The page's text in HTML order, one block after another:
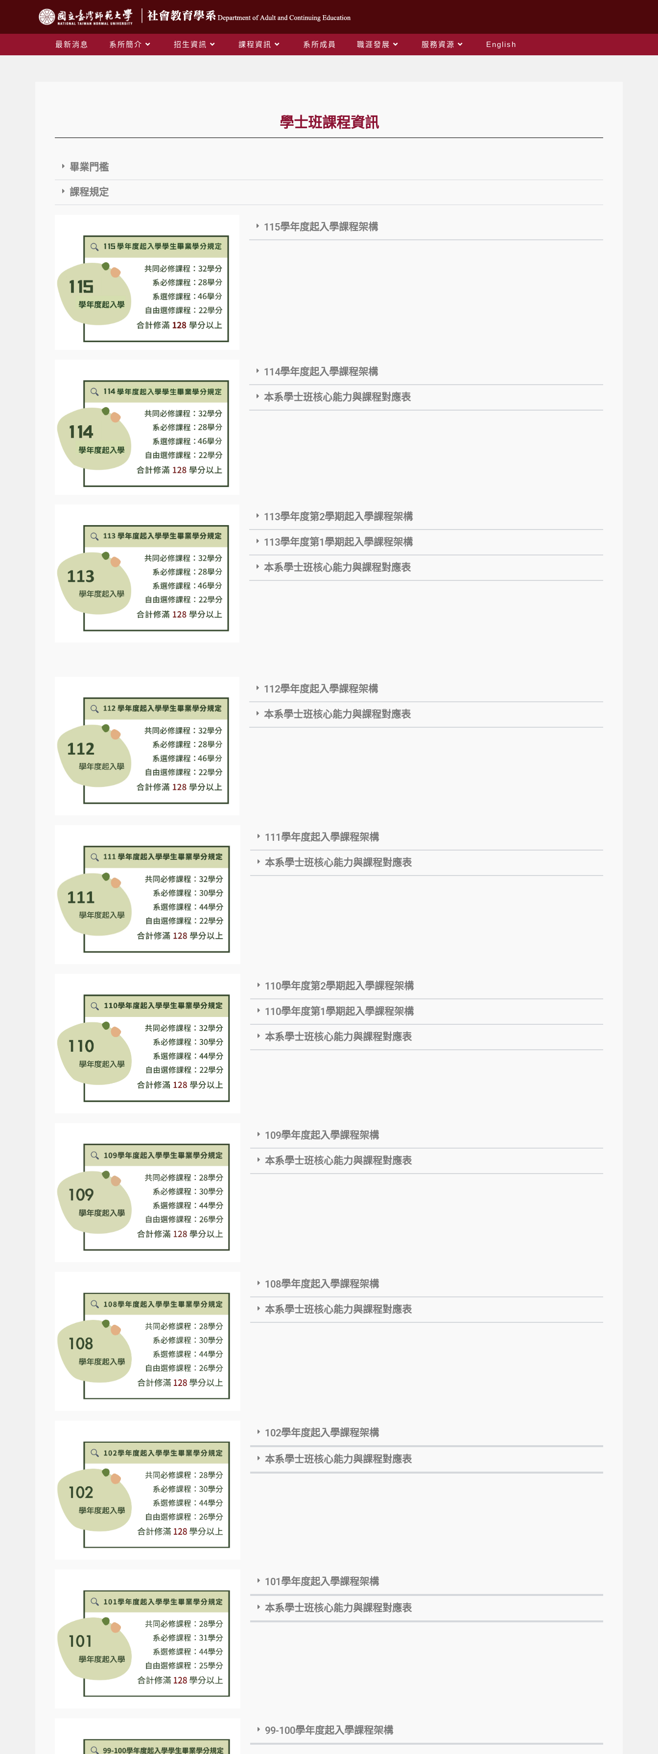
最新消息 系所簡介 招生資訊 課程資訊 系所成員 職涯發展 服務資源
English
學士班課程資訊
畢業門檻
課程規定
115學年度起入學課程架構
114學年度起入學課程架構
本系學士班核心能力與課程對應表
113學年度第2學期起入學課程架構
113學年度第1學期起入學課程架構
本系學士班核心能力與課程對應表
112學年度起入學課程架構
本系學士班核心能力與課程對應表
111學年度起入學課程架構
本系學士班核心能力與課程對應表
110學年度第2學期起入學課程架構
110學年度第1學期起入學課程架構
本系學士班核心能力與課程對應表
109學年度起入學課程架構
本系學士班核心能力與課程對應表
108學年度起入學課程架構
本系學士班核心能力與課程對應表
102學年度起入學課程架構
本系學士班核心能力與課程對應表
101學年度起入學課程架構
本系學士班核心能力與課程對應表
99-100學年度起入學課程架構